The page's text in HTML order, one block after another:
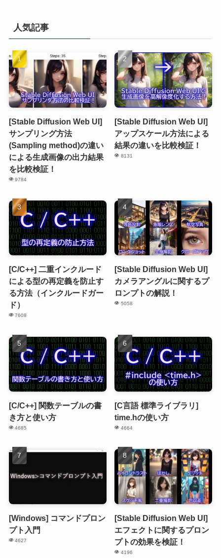
人気記事
[Stable Diffusion Web UI]
サンプリング方法
(Sampling method)の違い
による生成画像の出力結果
を比較検証！
9784
[Stable Diffusion Web UI]
アップスケール方法による
結果の違いを比較検証！
8131
[C/C++] 二重インクルード
による型の再定義を防止す
る方法（インクルードガー
ド）
7608
[Stable Diffusion Web UI]
カメラアングルに関するプ
ロンプトの解説！
5058
[C/C++] 関数テーブルの書
き方と使い方
4685
[C言語 標準ライブラリ]
time.hの使い方
4664
[Windows] コマンドプロン
プト入門
4627
[Stable Diffusion Web UI]
エフェクトに関するプロン
プトの効果を検証！
4196